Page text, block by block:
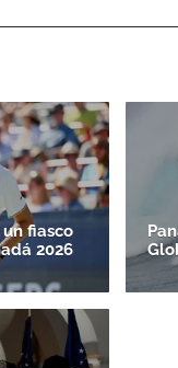
fiasco
2026